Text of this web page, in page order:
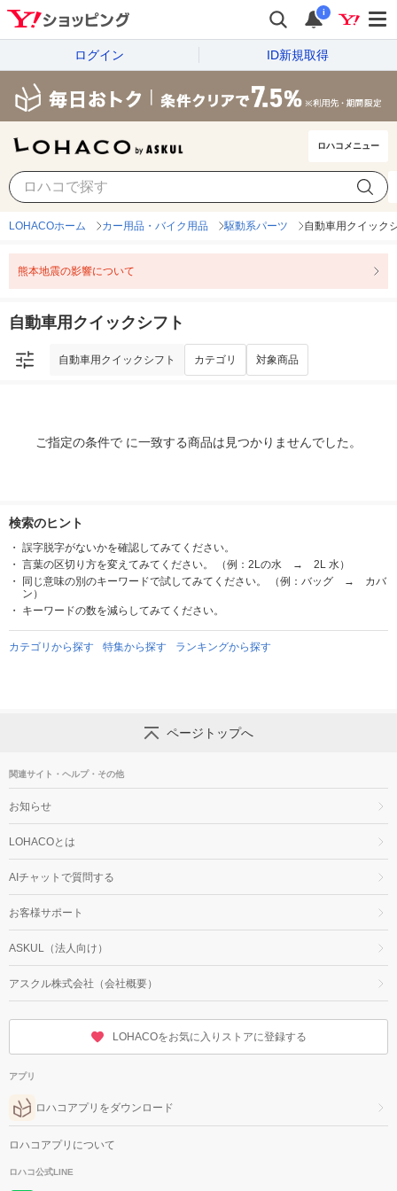
i
ログイン ID新規取得
ロハコメニュー
自動車用クイックシフト
LOHACOホーム カー用品・バイク用品 駆動系パーツ 自動車用クイック
熊本地震の影響について
自動車用クイックシフト
自動車用クイックシフト カテゴリ 対象商品
ご指定の条件で に一致する商品は見つかりませんでした。
検索のヒント
誤字脱字がないかを確認してみてください。
言葉の区切り方を変えてみてください。 （例：2Lの水 → 2L 水）
同じ意味の別のキーワードで試してみてください。 （例：バッグ → カバ
ン）
キーワードの数を減らしてみてください。
カテゴリから探す 特集から探す ランキングから探す
ページトップへ
関連サイト・ヘルプ・その他
お知らせ
LOHACOとは
AIチャットで質問する
お客様サポート
ASKUL（法人向け）
アスクル株式会社（会社概要）
LOHACOをお気に入りストアに登録する
アプリ
ロハコアプリをダウンロード
ロハコアプリについて
ロハコ公式LINE